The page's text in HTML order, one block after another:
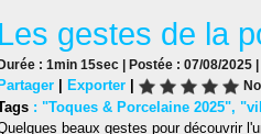
Les gestes de la
: 1min 15sec | Postée : 07/08/2025
| Exporter |
: "Toques & Porcelaine 2025",
beaux gestes pour découvrir